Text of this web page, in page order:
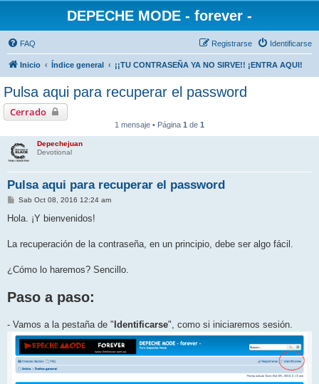
DEPECHE MODE - forever -
FAQ Identificarse
Registrarse
Inicio Índice general ¡¡TU CONTRASEÑA YA NO SIRVE!! ¡ENTRA AQUI!
Pulsa aqui para recuperar el password
Cerrado
1 mensaje • Página 1 de 1
Depechejuan
Devotional
Pulsa aqui para recuperar el password
M
n
j
Sab Oct 08, 2016 12:24 am
Hola. ¡Y bienvenidos!
La recuperación de la contraseña, en un principio, debe ser algo fácil.
¿Cómo lo haremos? Sencillo.
Paso a paso:
- Vamos a la pestaña de " Identificarse", como si iniciaremos sesión.